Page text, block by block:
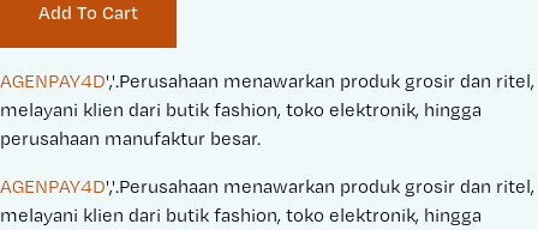
r
i
c
e
i
n
a
l
P
i
c
Add To Cart
AGENPAY4D','.Perusahaan menawarkan produk grosir dan ritel,
melayani klien dari butik fashion, toko elektronik, hingga
perusahaan manufaktur besar.
AGENPAY4D','.Perusahaan menawarkan produk grosir dan ritel,
melayani klien dari butik fashion, toko elektronik, hingga